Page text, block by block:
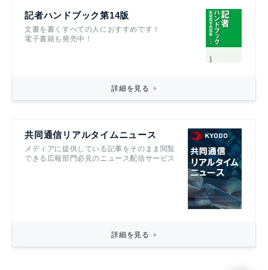
記者ハンドブック第14版
文書を書くすべての人におすすめです！
電子書籍も発売中！
詳細を見る
共同通信リアルタイムニュース
メディアに提供している記事をそのまま閲覧
できる広報部門必見のニュース配信サービス
詳細を見る